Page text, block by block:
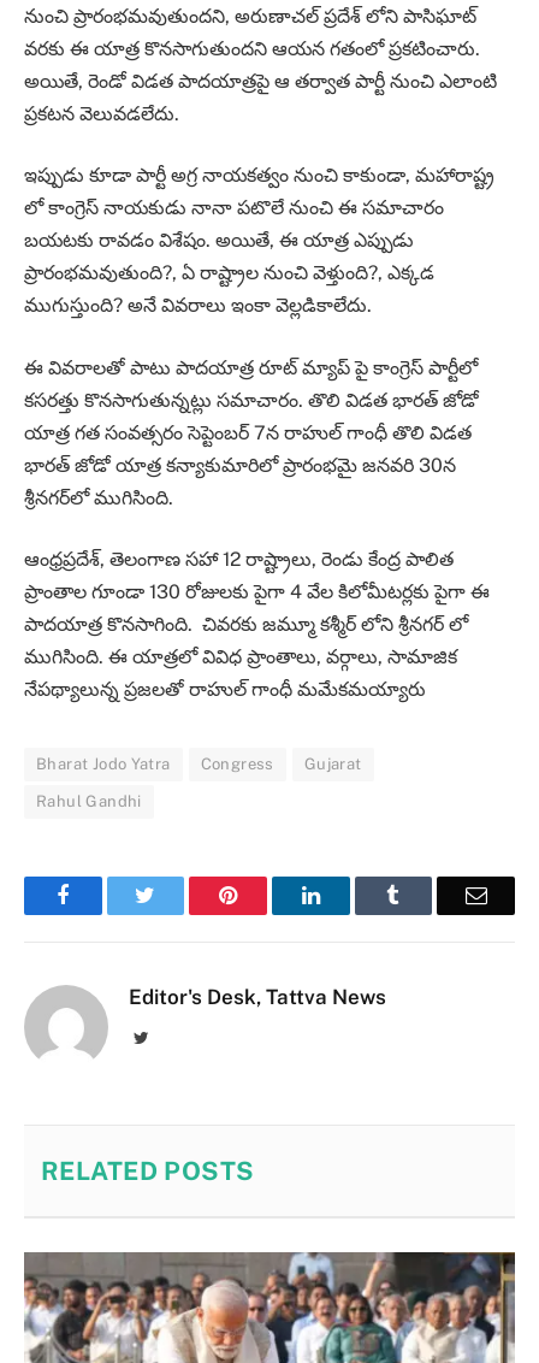
నుంచి ప్రారంభమవుతుందని, అరుణాచల్ ప్రదేశ్ లోని పాసిఘాట్
వరకు ఈ యాత్ర కొనసాగుతుందని ఆయన గతంలో ప్రకటించారు.
అయితే, రెండో విడత పాదయాత్రపై ఆ తర్వాత పార్టీ నుంచి ఎలాంటి
ప్రకటన వెలువడలేదు.
ఇప్పుడు కూడా పార్టీ అగ్ర నాయకత్వం నుంచి కాకుండా, మహారాష్ట్ర
లో కాంగ్రెస్ నాయకుడు నానా పటొలే నుంచి ఈ సమాచారం
బయటకు రావడం విశేషం. అయితే, ఈ యాత్ర ఎప్పుడు
ప్రారంభమవుతుంది?, ఏ రాష్ట్రాల నుంచి వెళ్తుంది?, ఎక్కడ
ముగుస్తుంది? అనే వివరాలు ఇంకా వెల్లడికాలేదు.
ఈ వివరాలతో పాటు పాదయాత్ర రూట్ మ్యాప్ పై కాంగ్రెస్ పార్టీలో
కసరత్తు కొనసాగుతున్నట్లు సమాచారం. తొలి విడత భారత్ జోడో
యాత్ర గత సంవత్సరం సెప్టెంబ‌ర్ 7న రాహుల్ గాంధీ తొలి విడ‌త
భార‌త్ జోడో యాత్ర క‌న్యాకుమారిలో ప్రారంభ‌మై జ‌న‌వ‌రి 30న
శ్రీన‌గ‌ర్‌లో ముగిసింది.
ఆంధ్రప్రదేశ్, తెలంగాణ సహా 12 రాష్ట్రాలు, రెండు కేంద్ర పాలిత
ప్రాంతాల గూండా 130 రోజులకు పైగా 4 వేల కిలోమీటర్లకు పైగా ఈ
పాదయాత్ర కొనసాగింది. చివరకు జమ్మూ కశ్మీర్ లోని శ్రీనగర్ లో
ముగిసింది. ఈ యాత్రలో వివిధ ప్రాంతాలు, వర్గాలు, సామాజిక
నేపథ్యాలున్న ప్రజలతో రాహుల్ గాంధీ మమేకమయ్యారు
Bharat Jodo Yatra Congress Gujarat
Rahul Gandhi
Facebook Pinterest LinkedIn Email
Editor's Desk, Tattva News
Twitter
RELATED POSTS